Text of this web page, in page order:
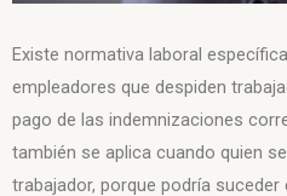
Existe normativa laboral
empleadores que despiden
pago de las indemnizaciones
también se aplica cuando quien
trabajador, porque podría